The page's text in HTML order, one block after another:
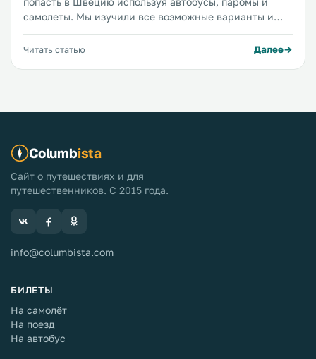
самолеты. Мы изучили все возможные варианты и
собрали всю нужную вам информацию в одной
статье.
Читать статью Далее
Columbista
Сайт о путешествиях и для
путешественников. С 2015 года.
info@columbista.com
БИЛЕТЫ
На самолёт
На поезд
На автобус